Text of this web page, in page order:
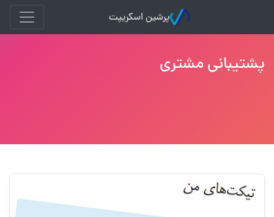
پرشین اسکریپت
پشتیبانی مشتری